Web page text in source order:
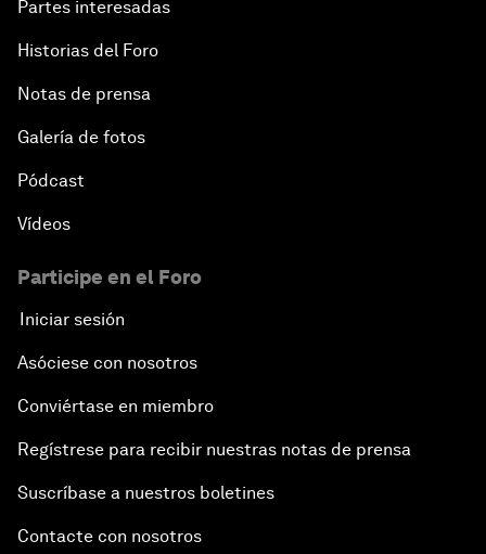
Partes interesadas
Historias del Foro
Notas de prensa
Galería de fotos
Pódcast
Vídeos
Participe en el Foro
Iniciar sesión
Asóciese con nosotros
Conviértase en miembro
Regístrese para recibir nuestras notas de prensa
Suscríbase a nuestros boletines
Contacte con nosotros